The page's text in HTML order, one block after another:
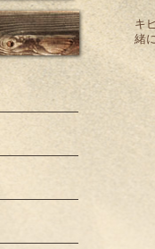
キ
緒